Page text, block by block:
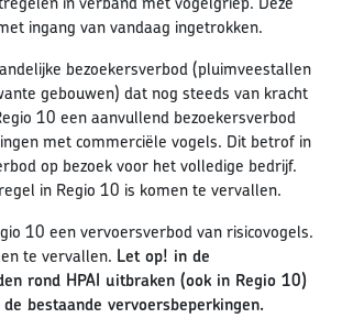
ingang van vandaag ingetrokken.
bezoekersverbod (pluimveestallen
gebouwen) dat nog steeds van kracht
10 een aanvullend bezoekersverbod
met commerciële vogels. Dit betrof in
op bezoek voor het volledige bedrijf.
in Regio 10 is komen te vervallen.
10 een vervoersverbod van risicovogels.
te vervallen. Let op! in de
rond HPAI uitbraken (ook in Regio 10)
bestaande vervoersbeperkingen.